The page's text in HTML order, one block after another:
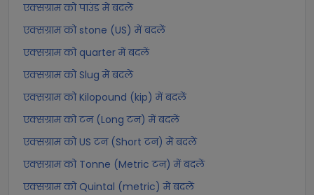
एक्सग्राम को पाउंड में बदलें
एक्सग्राम को stone (US) में बदलें
एक्सग्राम को quarter में बदलें
एक्सग्राम को Slug में बदलें
एक्सग्राम को Kilopound (kip) में बदलें
एक्सग्राम को टन (Long टन) में बदलें
एक्सग्राम को US टन (Short टन) में बदलें
एक्सग्राम को Tonne (Metric टन) में बदलें
एक्सग्राम को Quintal (metric) में बदलें